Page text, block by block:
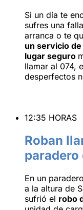
Si un día te
sufres una
arranca o te
un servicio
lugar seguro
llamar al 074,
desperfectos
12:35 HORAS
Roban
paradero
En un
a la altura de
sufrió el robo